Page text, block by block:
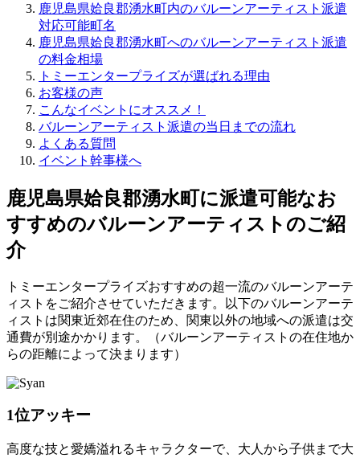
鹿児島県姶良郡湧水町内のバルーンアーティスト派遣
対応可能町名
鹿児島県姶良郡湧水町へのバルーンアーティスト派遣
の料金相場
トミーエンタープライズが選ばれる理由
お客様の声
こんなイベントにオススメ！
バルーンアーティスト派遣の当日までの流れ
よくある質問
イベント幹事様へ
鹿児島県姶良郡湧水町に派遣可能なお
すすめのバルーンアーティストのご紹
介
トミーエンタープライズおすすめの超一流のバルーンアーテ
ィストをご紹介させていただきます。以下のバルーンアーテ
ィストは関東近郊在住のため、関東以外の地域への派遣は交
通費が別途かかります。（バルーンアーティストの在住地か
らの距離によって決まります）
1位アッキー
高度な技と愛嬌溢れるキャラクターで、大人から子供まで大